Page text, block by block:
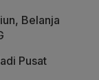
Belanja
Pusat